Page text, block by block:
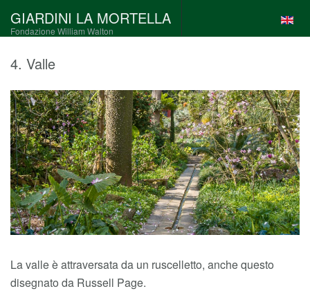
GIARDINI LA MORTELLA
Fondazione William Walton
4. Valle
La valle è attraversata da un ruscelletto, anche questo
disegnato da Russell Page.